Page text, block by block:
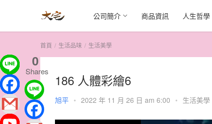
公司簡介 商品資訊 人生哲學
首頁 生活品味 生活美學
186 人體彩繪6
旭平 • 2022 年 11 月 26 日 am 6:00 • 生活美學
0
Shares